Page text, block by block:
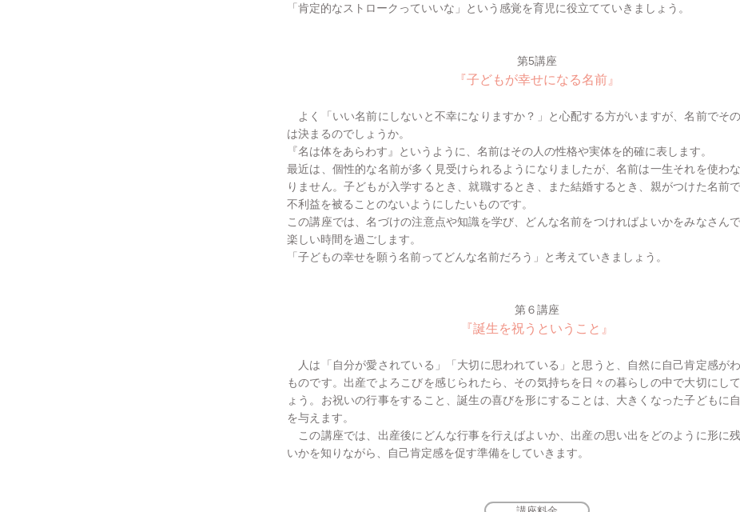
「肯定的なストロークっていいな」という感覚を育児に役立てていきましょう。
第5講座
『子どもが幸せになる名前』
よく「いい名前にしないと不幸になりますか？」と心配する方がいますが、名前でそ
は決まるのでしょうか。
『名は体をあらわす』というように、名前はその人の性格や実体を的確に表します。
最近は、個性的な名前が多く見受けられるようになりましたが、名前は一生それを使わ
りません。子どもが入学するとき、就職するとき、また結婚するとき、親がつけた名前
不利益を被ることのないようにしたいものです。
この講座では、名づけの注意点や知識を学び、どんな名前をつければよいかをみなさん
楽しい時間を過ごします。
「子どもの幸せを願う名前ってどんな名前だろう」と考えていきましょう。
第６講座
『誕生を祝うということ』
人は「自分が愛されている」「大切に思われている」と思うと、自然に自己肯定感が
ものです。出産でよろこびを感じられたら、その気持ちを日々の暮らしの中で大切にし
ょう。お祝いの行事をすること、誕生の喜びを形にすることは、大きくなった子どもに
を与えます。
この講座では、出産後にどんな行事を行えばよいか、出産の思い出をどのように形に
いかを知りながら、自己肯定感を促す準備をしていきます。